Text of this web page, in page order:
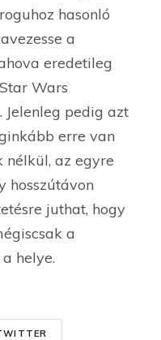
hasonló
a
eredetileg
Wars
pedig azt
erre van
nélkül, az egyre
hosszútávon
juthat, hogy
a
helye.